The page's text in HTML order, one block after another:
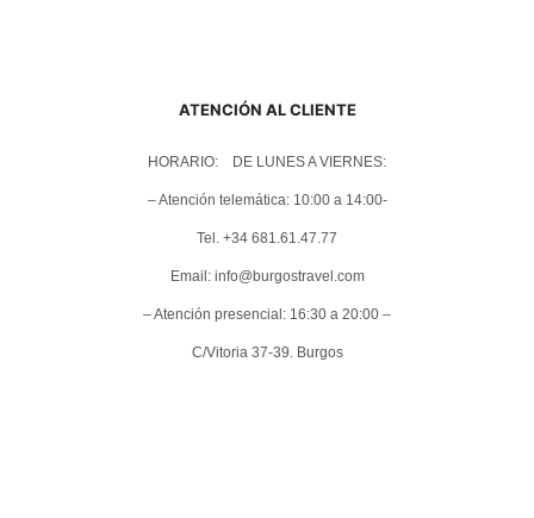
ATENCIÓN AL CLIENTE
HORARIO: DE LUNES A VIERNES:
– Atención telemática: 10:00 a 14:00-
Tel. +34 681.61.47.77
Email: info@burgostravel.com
– Atención presencial: 16:30 a 20:00 –
C/Vitoria 37-39. Burgos